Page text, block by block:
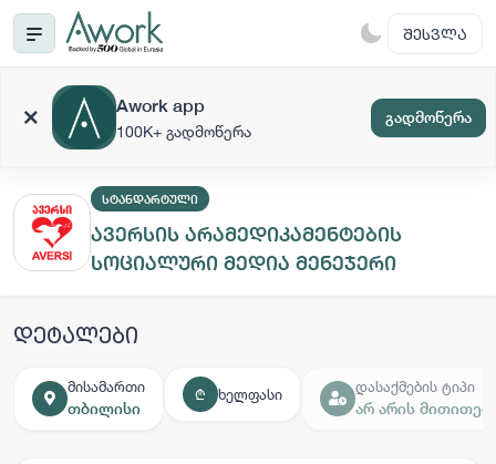
ᲨᲔᲡᲕᲚᲐ
Awork app
100K+ გადმოწერა
გადმოწერა
ᲡᲢᲐᲜᲓᲐᲠᲢᲣᲚᲘ
ავერსის არამედიკამენტების
სოციალური მედია მენეჯერი
დეტალები
მისამართი
თბილისი
₾ ხელფასი
დასაქმების ტიპი
არ არის